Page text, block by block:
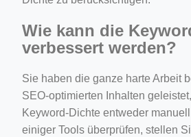
Wie kann die
verbessert werden?
Sie haben die ganze harte Arbeit
SEO-optimierten Inhalten
Keyword-Dichte entweder
einiger Tools überprüfen, stellen